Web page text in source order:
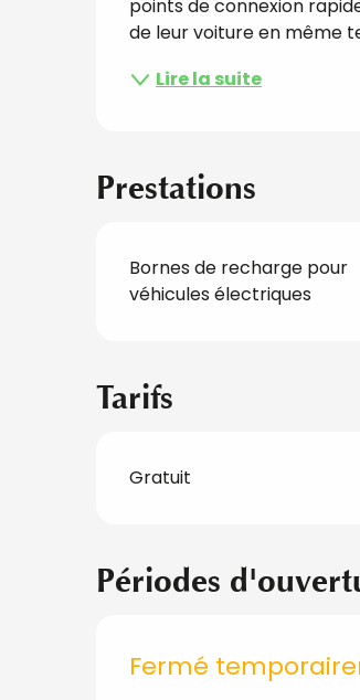
points de connexion
de leur voiture en même
Lire la suite
Prestations
Bornes de recharge pour
véhicules électriques
Tarifs
Gratuit
Périodes
Fermé